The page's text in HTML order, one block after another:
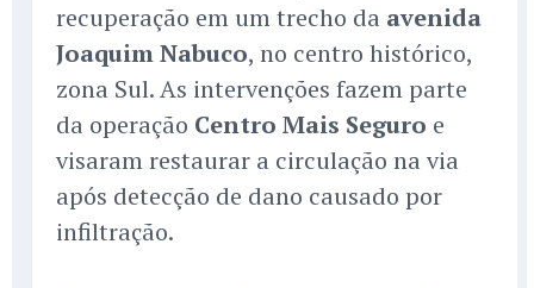
recuperação em um trecho da avenida
Joaquim Nabuco, no centro histórico,
zona Sul. As intervenções fazem parte
da operação Centro Mais Seguro e
visaram restaurar a circulação na via
após detecção de dano causado por
infiltração.